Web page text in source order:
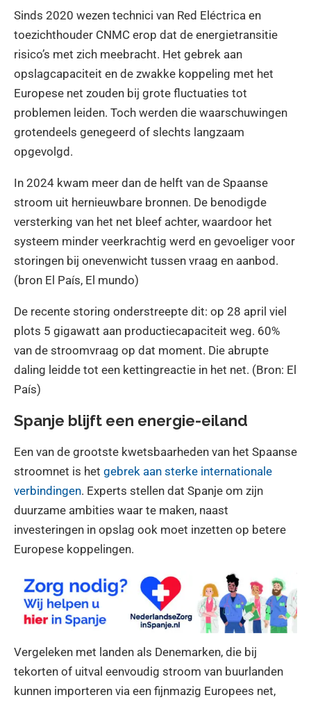
Sinds 2020 wezen technici van Red Eléctrica en
toezichthouder CNMC erop dat de energietransitie
risico’s met zich meebracht. Het gebrek aan
opslagcapaciteit en de zwakke koppeling met het
Europese net zouden bij grote fluctuaties tot
problemen leiden. Toch werden die waarschuwingen
grotendeels genegeerd of slechts langzaam
opgevolgd.
In 2024 kwam meer dan de helft van de Spaanse
stroom uit hernieuwbare bronnen. De benodigde
versterking van het net bleef achter, waardoor het
systeem minder veerkrachtig werd en gevoeliger voor
storingen bij onevenwicht tussen vraag en aanbod.
(bron El País, El mundo)
De recente storing onderstreepte dit: op 28 april viel
plots 5 gigawatt aan productiecapaciteit weg. 60%
van de stroomvraag op dat moment. Die abrupte
daling leidde tot een kettingreactie in het net. (Bron: El
País)
Spanje blijft een energie-eiland
Een van de grootste kwetsbaarheden van het Spaanse
stroomnet is het gebrek aan sterke internationale
verbindingen. Experts stellen dat Spanje om zijn
duurzame ambities waar te maken, naast
investeringen in opslag ook moet inzetten op betere
Europese koppelingen.
Vergeleken met landen als Denemarken, die bij
tekorten of uitval eenvoudig stroom van buurlanden
kunnen importeren via een fijnmazig Europees net,